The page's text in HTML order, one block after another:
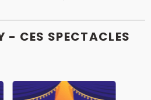
- CES SPECTACLES